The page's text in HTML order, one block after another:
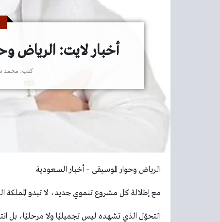
أخبار لايت: الرياض
كتب محمد
الرياض وحوار الموسيقى – أخبار السعودية
مع إطلالة كل مشروع تنموي جديد، لا تبدو المملكة
التحوّل الذي تشهده ليس تجميليًا ولا مرحليًا، بل